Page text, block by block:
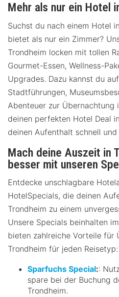
Mehr als nur ein Hotel
Suchst du nach einem Hotel
bietet als nur ein Zimmer?
Trondheim locken mit tollen
Gourmet-Essen, Wellness-
Upgrades. Dazu kannst du
Stadtführungen,
Abenteuer zur Übernachtung
deinen perfekten Hotel Deal
deinen Aufenthalt schnell
Mach deine Auszeit in
besser mit unseren
Entdecke unschlagbare
HotelSpecials, die deinen
Trondheim zu einem
Unsere Specials beinhalten
bieten zahlreiche Vorteile für
Trondheim für jeden Reisetyp:
Sparfuchs Special::
spare bei der Buchung
Trondheim.